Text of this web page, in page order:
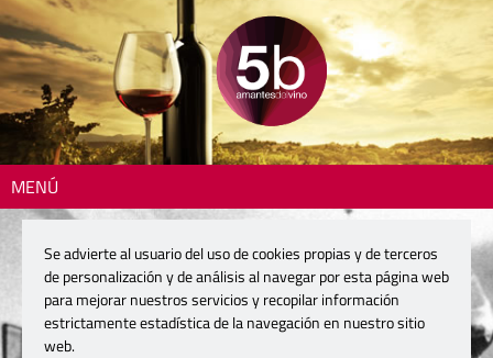
MENÚ
Se advierte al usuario del uso de cookies propias y de terceros
de personalización y de análisis al navegar por esta página web
para mejorar nuestros servicios y recopilar información
estrictamente estadística de la navegación en nuestro sitio
web.